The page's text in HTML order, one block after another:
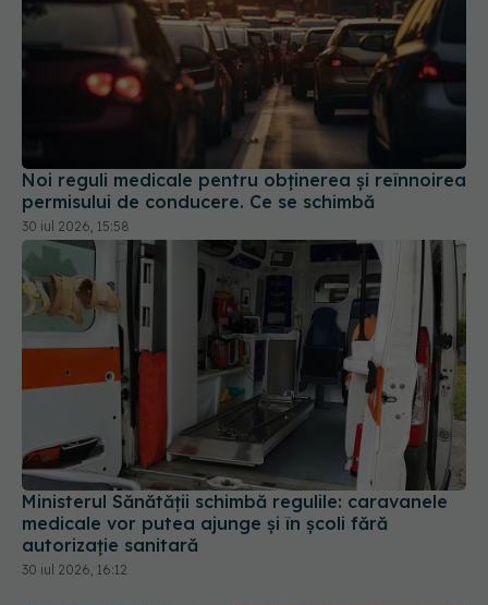
Noi reguli medicale pentru obținerea și reînnoirea
permisului de conducere. Ce se schimbă
30 iul 2026, 15:58
Ministerul Sănătății schimbă regulile: caravanele
medicale vor putea ajunge și în școli fără
autorizație sanitară
30 iul 2026, 16:12